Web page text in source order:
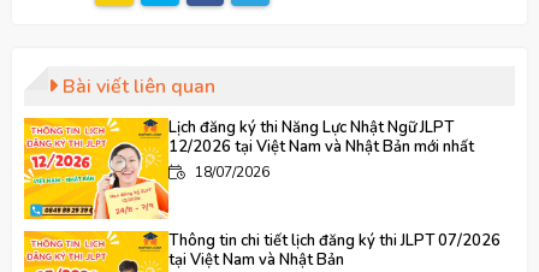
Bài viết liên quan
Lịch đăng ký thi Năng Lực Nhật Ngữ JLPT
12/2026 tại Việt Nam và Nhật Bản mới nhất
18/07/2026
Thông tin chi tiết lịch đăng ký thi JLPT 07/2026
tại Việt Nam và Nhật Bản